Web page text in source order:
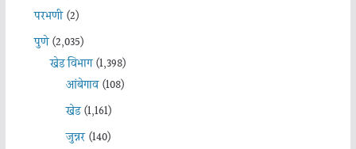
परभणी(2)
पुणे(2,035)
खेड विभाग(1,398)
आंबेगाव(108)
खेड(1,161)
जुन्नर(140)